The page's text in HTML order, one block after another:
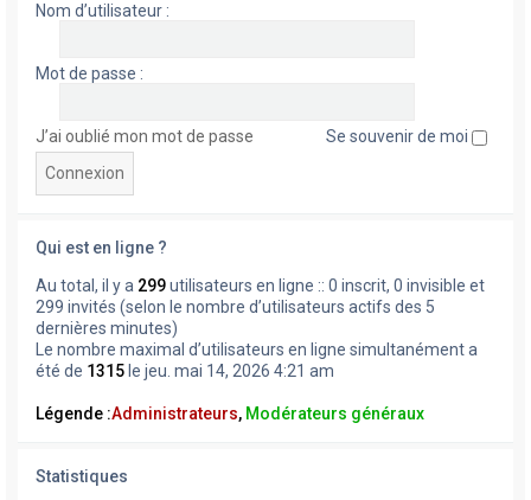
Nom d’utilisateur :
Mot de passe :
J’ai oublié mon mot de passe Se souvenir de moi
Qui est en ligne ?
Au total, il y a 299utilisateurs en ligne :: 0 inscrit, 0 invisible et
299 invités (selon le nombre d’utilisateurs actifs des 5
dernières minutes)
Le nombre maximal d’utilisateurs en ligne simultanément a
été de 1315 le jeu. mai 14, 2026 4:21 am
Légende :Administrateurs, Modérateurs généraux
Statistiques